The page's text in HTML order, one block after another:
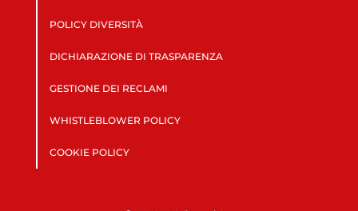
POLICY DIVERSITÀ
DICHIARAZIONE DI TRASPARENZA
GESTIONE DEI RECLAMI
WHISTLEBLOWER POLICY
COOKIE POLICY